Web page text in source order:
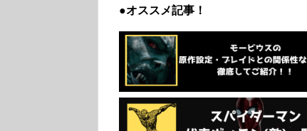
●オススメ記事！